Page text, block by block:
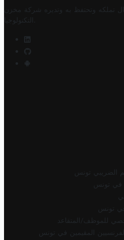
تملكه وتحتفظ به وتديره
شركة مخزن
التكنولوجيا
الضريبي تونس
في تونس
تونس
للموظف/المتقاعد
المقيمين في تونس